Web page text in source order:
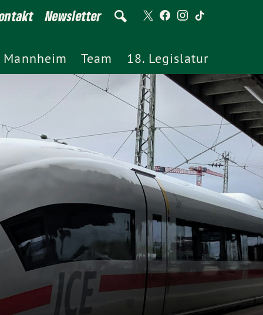
Newsletter
Mannheim Team 18. Legislatur